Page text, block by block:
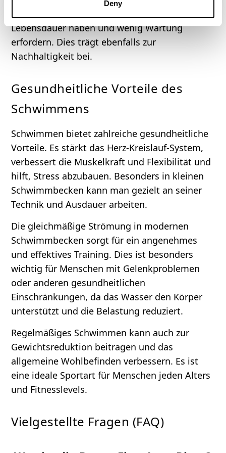
Deny
sorgt dafür, dass die Becken eine lange
Lebensdauer haben und wenig Wartung
erfordern. Dies trägt ebenfalls zur
Nachhaltigkeit bei.
Gesundheitliche Vorteile des
Schwimmens
Schwimmen bietet zahlreiche gesundheitliche
Vorteile. Es stärkt das Herz-Kreislauf-System,
verbessert die Muskelkraft und Flexibilität und
hilft, Stress abzubauen. Besonders in kleinen
Schwimmbecken kann man gezielt an seiner
Technik und Ausdauer arbeiten.
Die gleichmäßige Strömung in modernen
Schwimmbecken sorgt für ein angenehmes
und effektives Training. Dies ist besonders
wichtig für Menschen mit Gelenkproblemen
oder anderen gesundheitlichen
Einschränkungen, da das Wasser den Körper
unterstützt und die Belastung reduziert.
Regelmäßiges Schwimmen kann auch zur
Gewichtsreduktion beitragen und das
allgemeine Wohlbefinden verbessern. Es ist
eine ideale Sportart für Menschen jeden Alters
und Fitnesslevels.
Vielgestellte Fragen (FAQ)